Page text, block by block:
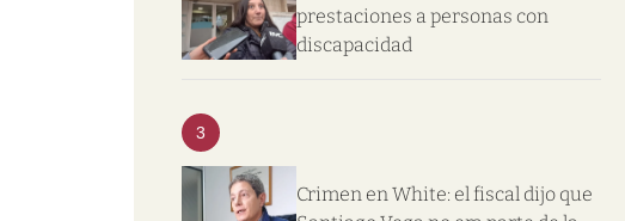
prestaciones a personas con
discapacidad
3
Crimen en White: el fiscal dijo que